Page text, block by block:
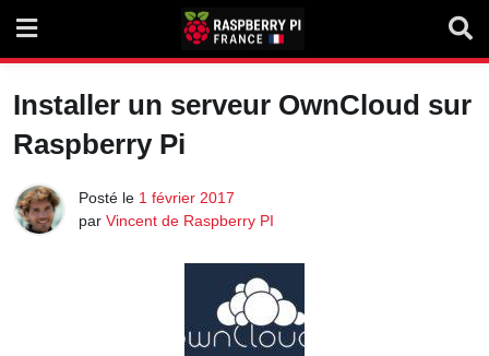
content
Installer un serveur OwnCloud sur
Raspberry Pi
Posté le 1 février 2017
par Vincent de Raspberry PI